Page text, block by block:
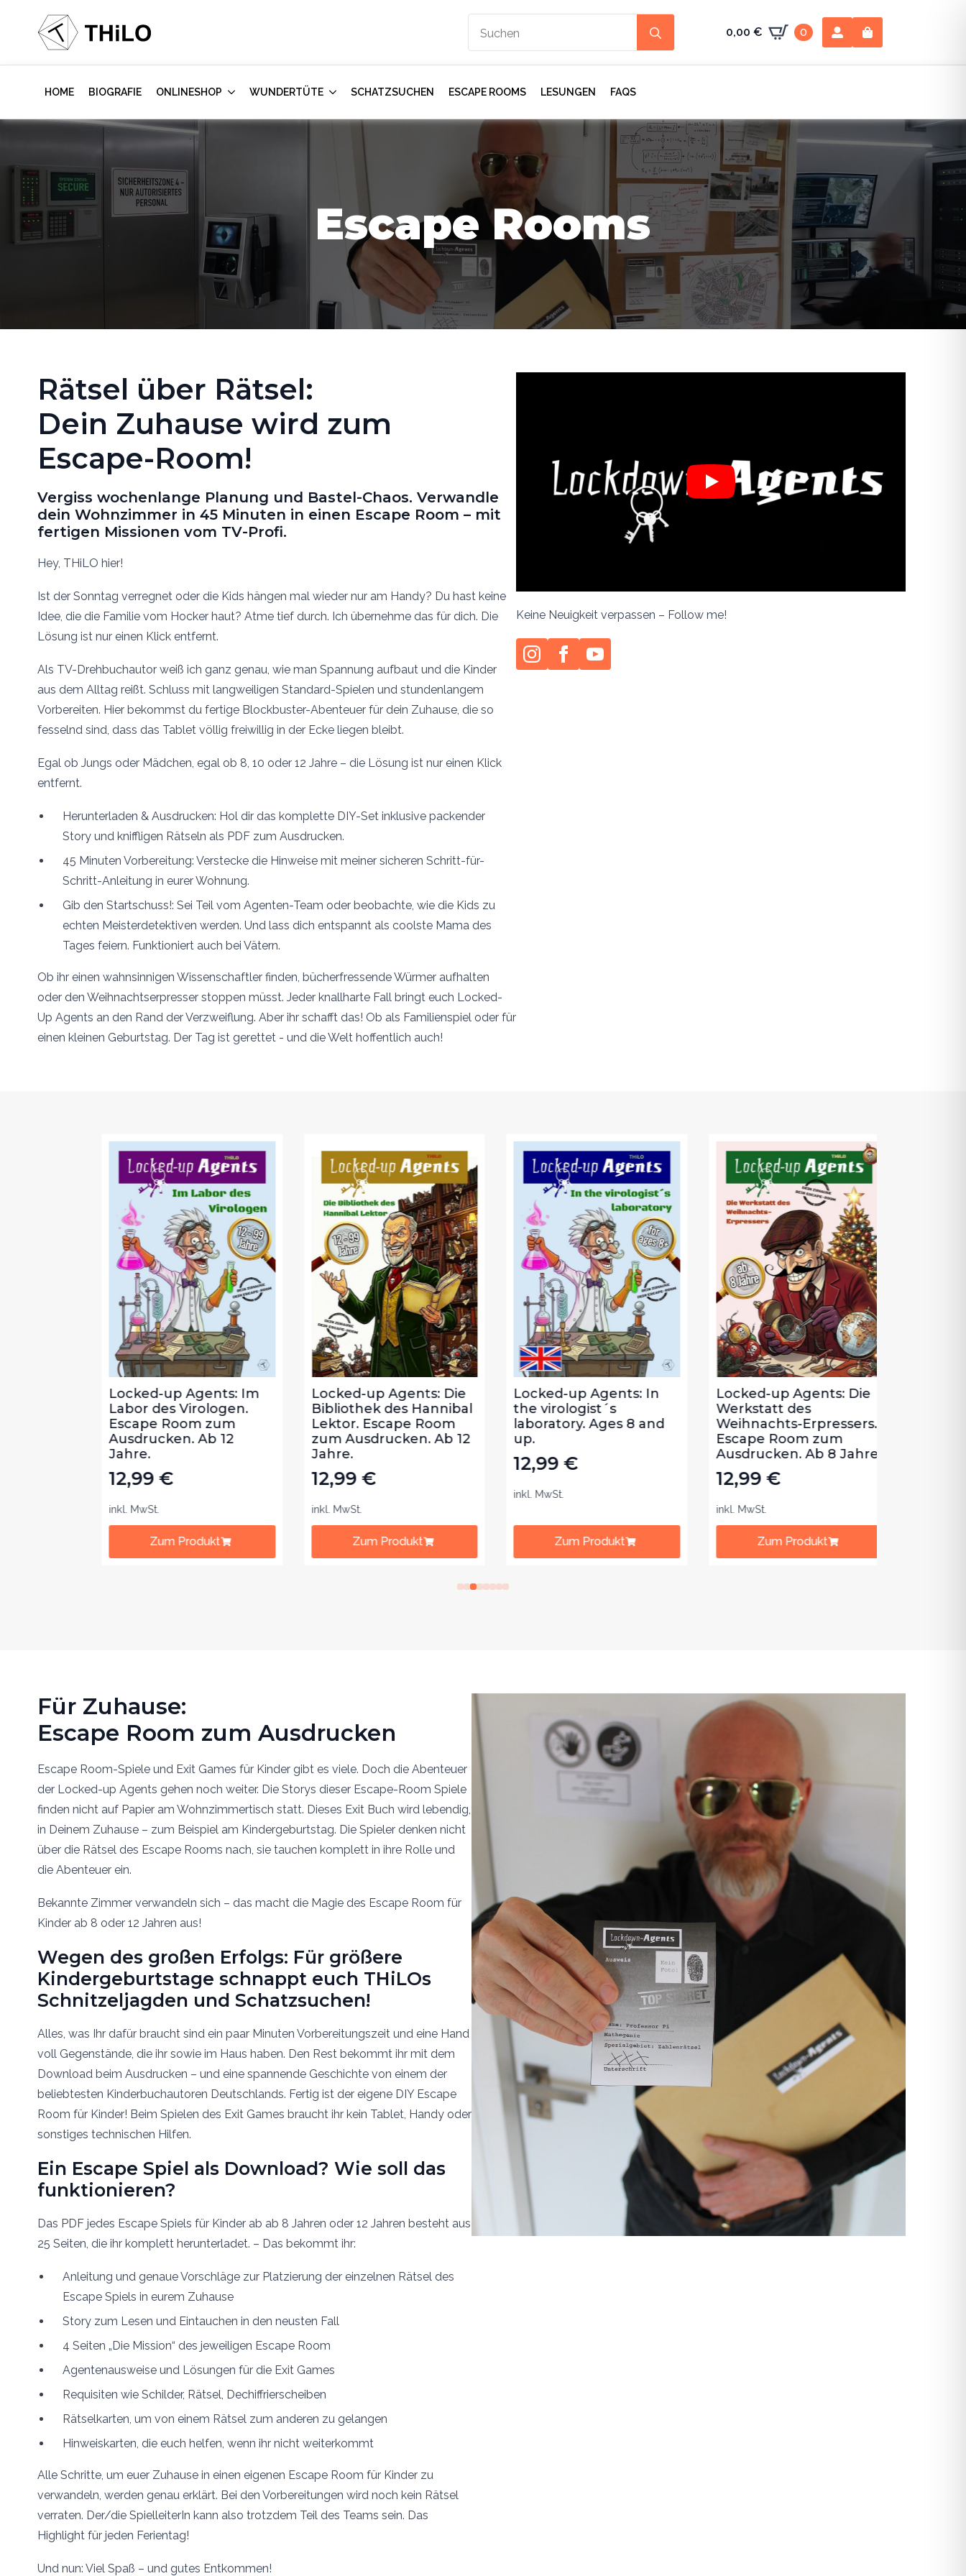
0,00 € 0
HOME BIOGRAFIE ONLINESHOP WUNDERTÜTE SCHATZSUCHEN ESCAPE ROOMS LESUNGEN FAQS
Escape Rooms
Rätsel über Rätsel:
Dein Zuhause wird zum
Escape-Room!
Vergiss wochenlange Planung und Bastel-Chaos. Verwandle
dein Wohnzimmer in 45 Minuten in einen Escape Room – mit
fertigen Missionen vom TV-Profi.
Hey, THiLO hier!
Ist der Sonntag verregnet oder die Kids hängen mal wieder nur am Handy? Du hast keine
Idee, die die Familie vom Hocker haut? Atme tief durch. Ich übernehme das für dich. Die
Lösung ist nur einen Klick entfernt.
Als TV-Drehbuchautor weiß ich ganz genau, wie man Spannung aufbaut und die Kinder
aus dem Alltag reißt. Schluss mit langweiligen Standard-Spielen und stundenlangem
Vorbereiten. Hier bekommst du fertige Blockbuster-Abenteuer für dein Zuhause, die so
fesselnd sind, dass das Tablet völlig freiwillig in der Ecke liegen bleibt.
Egal ob Jungs oder Mädchen, egal ob 8, 10 oder 12 Jahre – die Lösung ist nur einen Klick
entfernt.
Herunterladen & Ausdrucken: Hol dir das komplette DIY-Set inklusive packender
Story und kniffligen Rätseln als PDF zum Ausdrucken.
45 Minuten Vorbereitung: Verstecke die Hinweise mit meiner sicheren Schritt-für-
Schritt-Anleitung in eurer Wohnung.
Gib den Startschuss!: Sei Teil vom Agenten-Team oder beobachte, wie die Kids zu
echten Meisterdetektiven werden. Und lass dich entspannt als coolste Mama des
Tages feiern. Funktioniert auch bei Vätern.
Ob ihr einen wahnsinnigen Wissenschaftler finden, bücherfressende Würmer aufhalten
oder den Weihnachtserpresser stoppen müsst. Jeder knallharte Fall bringt euch Locked-
Up Agents an den Rand der Verzweiflung. Aber ihr schafft das! Ob als Familienspiel oder für
einen kleinen Geburtstag. Der Tag ist gerettet - und die Welt hoffentlich auch!
Play
Keine Neuigkeit verpassen – Follow me!
Locked-up Agents: Im
Labor des Virologen.
Escape Room zum
Ausdrucken. Ab 12
Jahre.
12,99€
inkl. MwSt.
Zum Produkt
Locked-up Agents: Die
Bibliothek des Hannibal
Lektor. Escape Room
zum Ausdrucken. Ab 12
Jahre.
12,99€
inkl. MwSt.
Zum Produkt
Locked-up Agents: In
the virologist´s
laboratory. Ages 8 and
up.
12,99€
inkl. MwSt.
Zum Produkt
Locked-up Agents: Die
Werkstatt des
Weihnachts-Erpressers.
Escape Room zum
Ausdrucken. Ab 8 Jahre.
12,99€
inkl. MwSt.
Zum Produkt
Für Zuhause:
Escape Room zum Ausdrucken
Escape Room-Spiele und Exit Games für Kinder gibt es viele. Doch die Abenteuer
der Locked-up Agents gehen noch weiter. Die Storys dieser Escape-Room Spiele
finden nicht auf Papier am Wohnzimmertisch statt. Dieses Exit Buch wird lebendig,
in Deinem Zuhause – zum Beispiel am Kindergeburtstag. Die Spieler denken nicht
über die Rätsel des Escape Rooms nach, sie tauchen komplett in ihre Rolle und
die Abenteuer ein.
Bekannte Zimmer verwandeln sich – das macht die Magie des Escape Room für
Kinder ab 8 oder 12 Jahren aus!
Wegen des großen Erfolgs: Für größere
Kindergeburtstage schnappt euch THiLOs
Schnitzeljagden und Schatzsuchen!
Alles, was Ihr dafür braucht sind ein paar Minuten Vorbereitungszeit und eine Hand
voll Gegenstände, die ihr sowie im Haus haben. Den Rest bekommt ihr mit dem
Download beim Ausdrucken – und eine spannende Geschichte von einem der
beliebtesten Kinderbuchautoren Deutschlands. Fertig ist der eigene DIY Escape
Room für Kinder! Beim Spielen des Exit Games braucht ihr kein Tablet, Handy oder
sonstiges technischen Hilfen.
Ein Escape Spiel als Download? Wie soll das
funktionieren?
Das PDF jedes Escape Spiels für Kinder ab ab 8 Jahren oder 12 Jahren besteht aus
25 Seiten, die ihr komplett herunterladet. – Das bekommt ihr:
Anleitung und genaue Vorschläge zur Platzierung der einzelnen Rätsel des
Escape Spiels in eurem Zuhause
Story zum Lesen und Eintauchen in den neusten Fall
4 Seiten „Die Mission“ des jeweiligen Escape Room
Agentenausweise und Lösungen für die Exit Games
Requisiten wie Schilder, Rätsel, Dechiffrierscheiben
Rätselkarten, um von einem Rätsel zum anderen zu gelangen
Hinweiskarten, die euch helfen, wenn ihr nicht weiterkommt
Alle Schritte, um euer Zuhause in einen eigenen Escape Room für Kinder zu
verwandeln, werden genau erklärt. Bei den Vorbereitungen wird noch kein Rätsel
verraten. Der/die SpielleiterIn kann also trotzdem Teil des Teams sein. Das
Highlight für jeden Ferientag!
Und nun: Viel Spaß – und gutes Entkommen!